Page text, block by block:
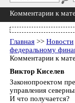
Комментарии к
Главная >> Новости
федеральному
Комментарии к
Виктор Киселев
Законопроектом
управления
И что получается?